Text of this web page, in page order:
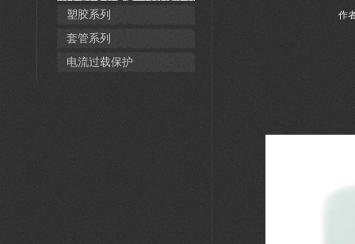
塑胶系列
套管系列
电流过载保护
作